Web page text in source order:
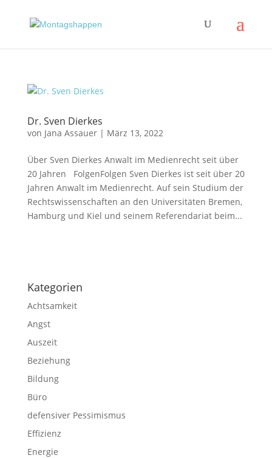
Dr. Sven Dierkes
von Jana Assauer| März 13, 2022
Über Sven Dierkes Anwalt im Medienrecht seit über
20 Jahren FolgenFolgen Sven Dierkes ist seit über 20
Jahren Anwalt im Medienrecht. Auf sein Studium der
Rechtswissenschaften an den Universitäten Bremen,
Hamburg und Kiel und seinem Referendariat beim...
Kategorien
Achtsamkeit
Angst
Auszeit
Beziehung
Bildung
Büro
defensiver Pessimismus
Effizienz
Energie